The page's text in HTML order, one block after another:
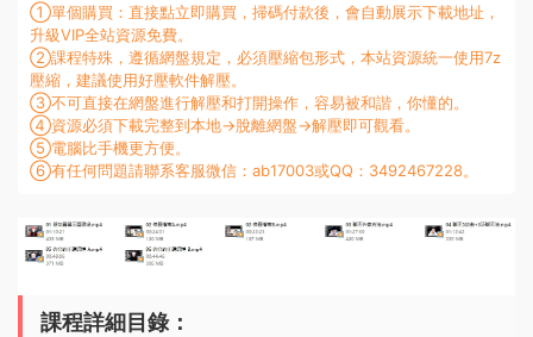
①單個購買：直接點立即購買，掃碼付款後，會自動展示下載地址，
升級VIP全站資源免費。
②課程特殊，遵循網盤規定，必須壓縮包形式，本站資源統一使用7z
壓縮，建議使用好壓軟件解壓。
③不可直接在網盤進行解壓和打開操作，容易被和諧，你懂的。
④資源必須下載完整到本地→脫離網盤→解壓即可觀看。
⑤電腦比手機更方便。
⑥有任何問題請聯系客服微信：ab17003或QQ：3492467228。
課程詳細目錄：